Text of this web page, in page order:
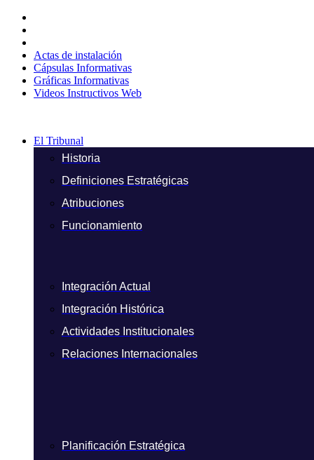
contenido
Actas de instalación
Cápsulas Informativas
Gráficas Informativas
Videos Instructivos Web
El Tribunal
Historia
Definiciones Estratégicas
Atribuciones
Funcionamiento
Integración Actual
Integración Histórica
Actividades Institucionales
Relaciones Internacionales
Planificación Estratégica